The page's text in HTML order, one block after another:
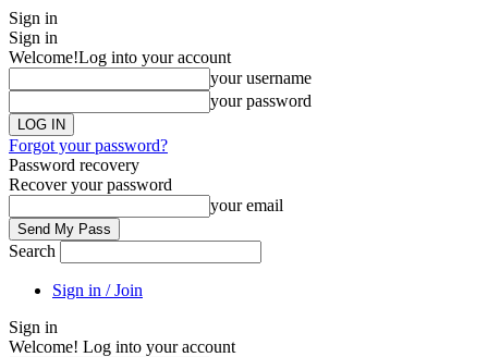
Sign in
Sign in
Welcome!Log into your account
your username
your password
Forgot your password?
Password recovery
Recover your password
your email
Search
Sign in / Join
Sign in
Welcome! Log into your account